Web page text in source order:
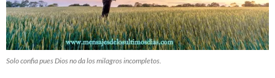
Solo confia pues Dios no da los milagros incompletos.